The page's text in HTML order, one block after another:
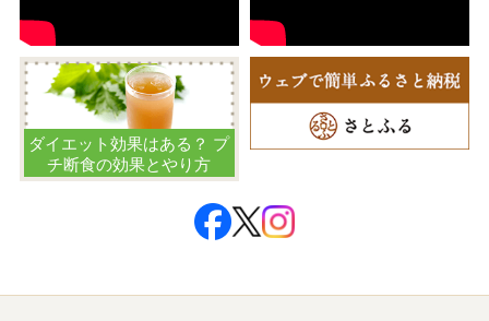
ダイエット効果はある？ プ
チ断食の効果とやり方